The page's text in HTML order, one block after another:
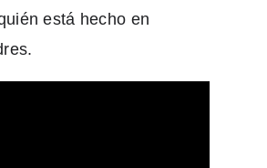
está hecho en